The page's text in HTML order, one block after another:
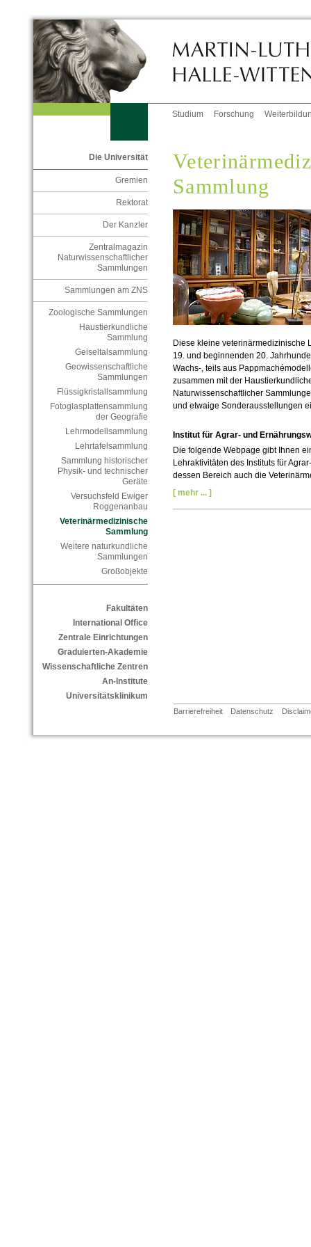
Studium Forschung
Die Universität
Gremien
Rektorat
Der Kanzler
Zentralmagazin
Naturwissenschaftlicher
Sammlungen
Sammlungen am ZNS
Zoologische Sammlungen
Haustierkundliche
Sammlung
Geiseltalsammlung
Geowissenschaftliche
Sammlungen
Flüssigkristallsammlung
Fotoglasplattensammlung
der Geografie
Lehrmodellsammlung
Lehrtafelsammlung
Sammlung historischer
Physik- und technischer
Geräte
Versuchsfeld Ewiger
Roggenanbau
Veterinärmedizinische
Sammlung
Weitere naturkundliche
Sammlungen
Großobjekte
Fakultäten
International Office
Zentrale Einrichtungen
Graduierten-Akademie
Wissenschaftliche Zentren
An-Institute
Universitätsklinikum
Sammlung
Diese kleine veterinärmedizinische
19. und beginnenden 20.
Wachs-, teils aus
zusammen mit der
Naturwissenschaftlicher
und etwaige Sonderausstellungen
Institut für Agrar- und
Die folgende Webpage gibt Ihnen
Lehraktivitäten des Instituts für
dessen Bereich auch die
[ mehr ... ]
Barrierefreiheit Datenschutz